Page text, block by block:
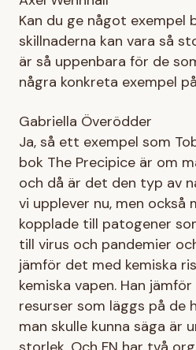
Kan du ge något exempel
skillnaderna kan vara så
är så uppenbara för de
några konkreta exempel
Gabriella Överödder
Ja, så ett exempel som
bok The Precipice är om
och då är det den typ av
vi upplever nu, men också
kopplade till patogener
till virus och pandemier
jämför det med kemiska
kemiska vapen. Han
resurser som läggs på de
man skulle kunna säga är